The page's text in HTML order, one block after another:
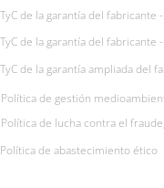
TyC de la garantía del fabricante
TyC de la garantía del fabricante
TyC de la garantía ampliada del
Política de gestión
Política de lucha contra el
Política de abastecimiento ético